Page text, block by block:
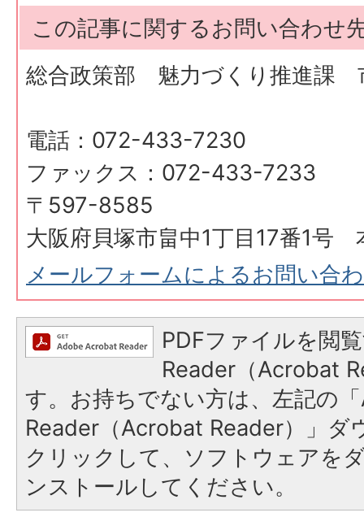
この記事に関するお問い合わせ
総合政策部 魅力づくり推進課
電話：072-433-7230
ファックス：072-433-7233
〒597-8585
大阪府貝塚市畠中1丁目17番1号
メールフォームによるお問い合
PDFファイルを閲
Reader（Acrobat
す。お持ちでない方は、左記の
Reader（Acrobat Reader）」ダ
クリックして、ソフトウェアを
ンストールしてください。